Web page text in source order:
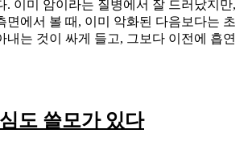
. 이미 암이라는 질병에서 잘 드러났지만,
면에서 볼 때, 이미 악화된 다음보다는 초
내는 것이 싸게 들고, 그보다 이전에 흡연
도 쓸모가 있다